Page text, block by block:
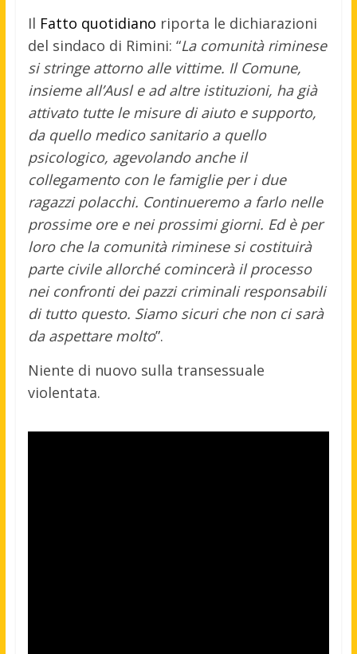
Il Fatto quotidiano riporta le dichiarazioni
del sindaco di Rimini: “La comunità riminese
si stringe attorno alle vittime. Il Comune,
insieme all’Ausl e ad altre istituzioni, ha già
attivato tutte le misure di aiuto e supporto,
da quello medico sanitario a quello
psicologico, agevolando anche il
collegamento con le famiglie per i due
ragazzi polacchi. Continueremo a farlo nelle
prossime ore e nei prossimi giorni. Ed è per
loro che la comunità riminese si costituirà
parte civile allorché comincerà il processo
nei confronti dei pazzi criminali responsabili
di tutto questo. Siamo sicuri che non ci sarà
da aspettare molto”.
Niente di nuovo sulla transessuale
violentata.